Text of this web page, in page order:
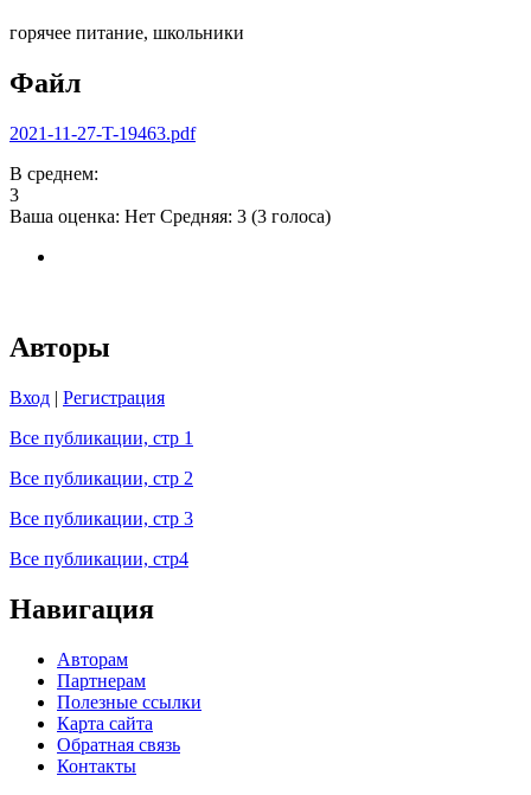
горячее питание, школьники
Файл
2021-11-27-T-19463.pdf
В среднем:
3
Ваша оценка: Нет Средняя: 3 (3 голоса)
Авторы
Вход | Регистрация
Все публикации, стр 1
Все публикации, стр 2
Все публикации, стр 3
Все публикации, стр4
Навигация
Авторам
Партнерам
Полезные ссылки
Карта сайта
Обратная связь
Контакты